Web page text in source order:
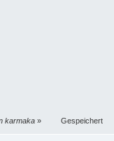
karmaka » Gespeichert